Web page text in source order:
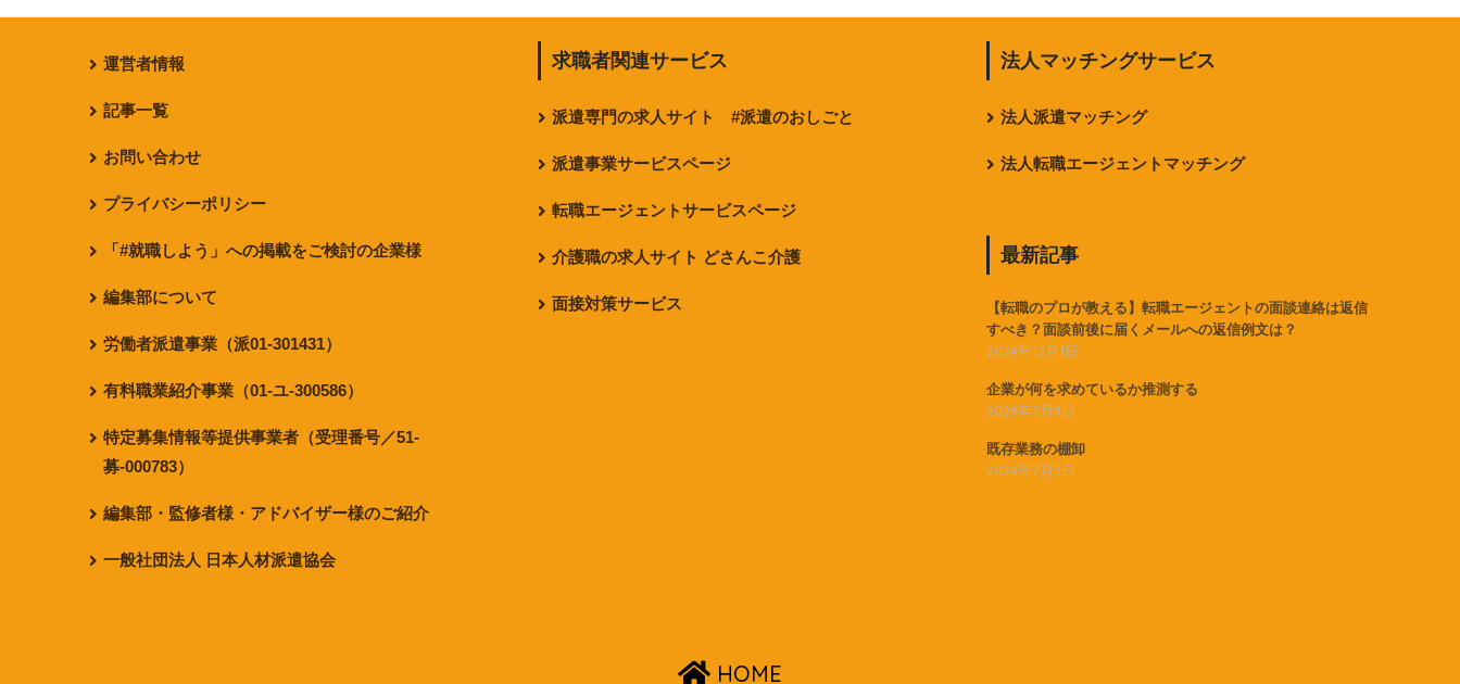
運営者情報
記事一覧
お問い合わせ
プライバシーポリシー
「#就職しよう」への掲載をご検討の企業様
編集部について
労働者派遣事業（派01-301431）
有料職業紹介事業（01-ユ-300586）
特定募集情報等提供事業者（受理番号／51-
募-000783）
編集部・監修者様・アドバイザー様のご紹介
一般社団法人 日本人材派遣協会
求職者関連サービス
派遣専門の求人サイト #派遣のおしごと
派遣事業サービスページ
転職エージェントサービスページ
介護職の求人サイト どさんこ介護
面接対策サービス
法人マッチングサービス
法人派遣マッチング
法人転職エージェントマッチング
最新記事
【転職のプロが教える】転職エージェントの面談連絡は返信
すべき？面談前後に届くメールへの返信例文は？
2024年12月1日
企業が何を求めているか推測する
2024年7月4日
既存業務の棚卸
2024年7月3日
HOME